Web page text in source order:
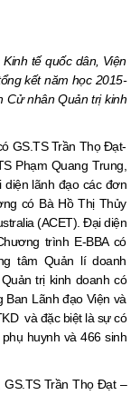
tế quốc dân, Viện
kết năm học 2015-
Cử nhân Quản trị kinh
GS.TS Trần Thọ Đạt-
Phạm Quang Trung,
diện lãnh đạo các đơn
có Bà Hồ Thị Thủy
(ACET). Đại diện
trình E-BBA có
tâm Quản lí doanh
trị kinh doanh có
Ban Lãnh đạo Viện và
và đặc biệt là sự có
huynh và 466 sinh
Trần Thọ Đạt –